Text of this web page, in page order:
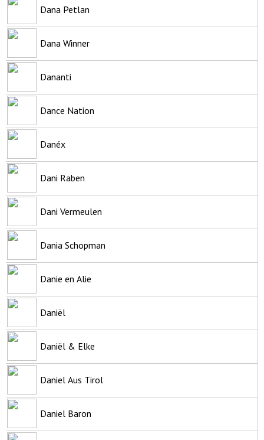
Dana Petlan
Dana Winner
Dananti
Dance Nation
Danéx
Dani Raben
Dani Vermeulen
Dania Schopman
Danie en Alie
Daniël
Daniël & Elke
Daniel Aus Tirol
Daniel Baron